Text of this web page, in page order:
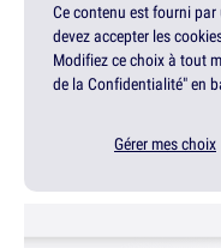
Ce contenu est fourni
devez accepter les
Modifiez ce choix à tout
de la Confidentialité" en
Gérer mes choix